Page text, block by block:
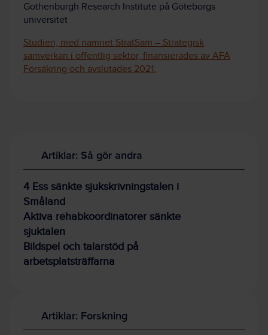
Gothenburgh Research Institute på Göteborgs
universitet
Studien, med namnet StratSam – Strategisk
samverkan i offentlig sektor, finansierades av AFA
Försäkring och avslutades 2021.
Artiklar: Så gör andra
4 Ess sänkte sjukskrivningstalen i
Småland
Aktiva rehabkoordinatorer sänkte
sjuktalen
Bildspel och talarstöd på
arbetsplatsträffarna
Artiklar: Forskning